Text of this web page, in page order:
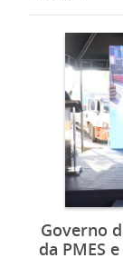
Governo
da PMES